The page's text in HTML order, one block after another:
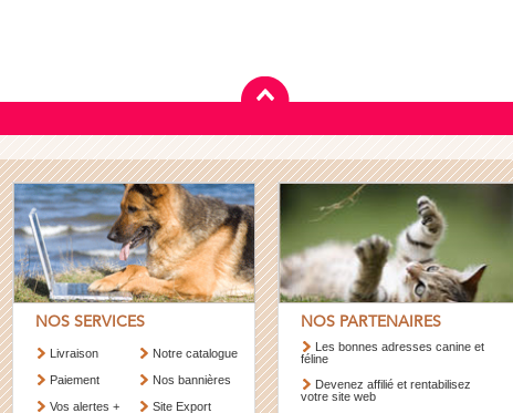
NOS SERVICES
Livraison
Paiement
Vos alertes +
Notre catalogue
Nos bannières
Site Export
NOS PARTENAIRES
Les bonnes adresses canine et
féline
Devenez affilié et rentabilisez
votre site web